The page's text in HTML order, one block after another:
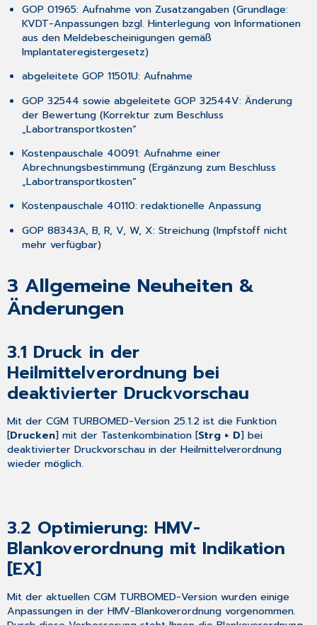
GOP 01965: Aufnahme von Zusatzangaben (Grundlage:
KVDT-Anpassungen bzgl. Hinterlegung von Informationen
aus den Meldebescheinigungen gemäß
Implantateregistergesetz)
abgeleitete GOP 11501U: Aufnahme
GOP 32544 sowie abgeleitete GOP 32544V: Änderung
der Bewertung (Korrektur zum Beschluss
„Labortransportkosten“
Kostenpauschale 40091: Aufnahme einer
Abrechnungsbestimmung (Ergänzung zum Beschluss
„Labortransportkosten“
Kostenpauschale 40110: redaktionelle Anpassung
GOP 88343A, B, R, V, W, X: Streichung (Impfstoff nicht
mehr verfügbar)
3 Allgemeine Neuheiten &
Änderungen
3.1 Druck in der
Heilmittelverordnung bei
deaktivierter Druckvorschau
Mit der CGM TURBOMED-Version 25.1.2 ist die Funktion
[Drucken] mit der Tastenkombination [Strg + D] bei
deaktivierter Druckvorschau in der Heilmittelverordnung
wieder möglich.
3.2 Optimierung: HMV-
Blankoverordnung mit Indikation
[EX]
Mit der aktuellen CGM TURBOMED-Version wurden einige
Anpassungen in der HMV-Blankoverordnung vorgenommen.